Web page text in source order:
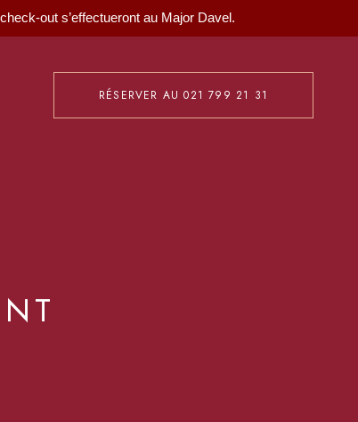
out s’effectueront au Major Davel.
RÉSERVER AU 021 799 21 31